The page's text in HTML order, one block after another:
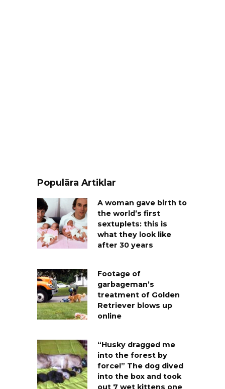
Populära Artiklar
A woman gave birth to
the world’s first
sextuplets: this is
what they look like
after 30 years
Footage of
garbageman’s
treatment of Golden
Retriever blows up
online
“Husky dragged me
into the forest by
force!” The dog dived
into the box and took
out 7 wet kittens one